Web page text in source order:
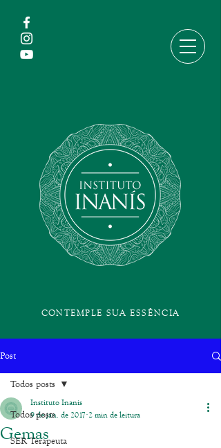
CONTEMPLE SUA ESSÊNCIA
Post
Todos posts
SER Terapeuta
Todos posts
Gemas
Instituto Inanis
9 de jan. de 2017 2 min de leitura